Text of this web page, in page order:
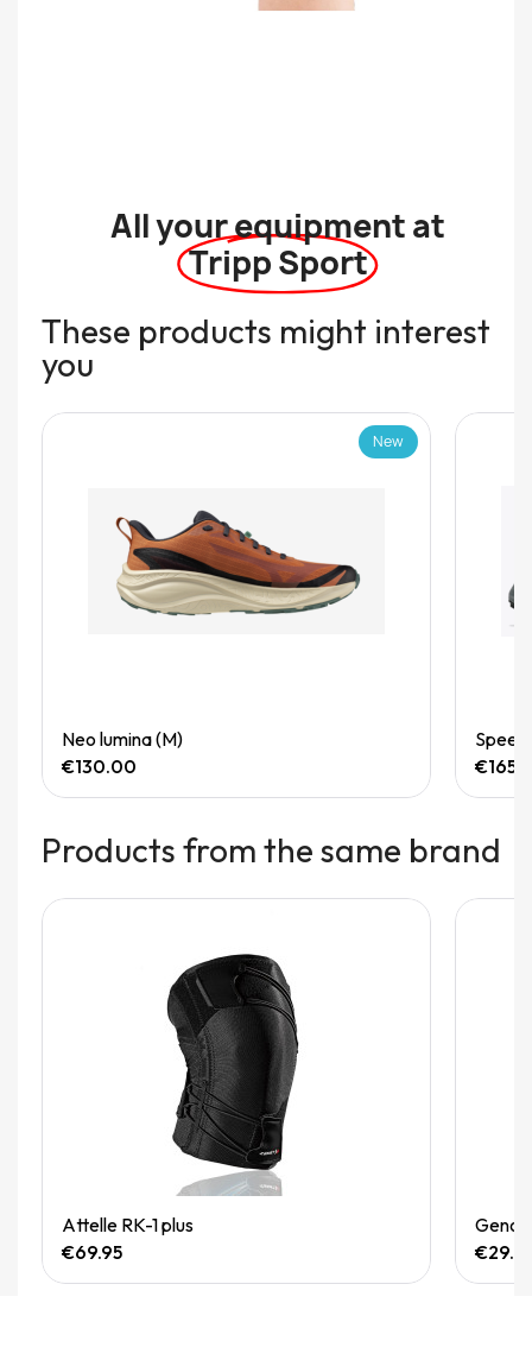
All your equipment at
Tripp Sport
These products might interest
you
New
Neo lumina (M)
€130.00
Products from the same brand
Attelle RK-1 plus
€69.95